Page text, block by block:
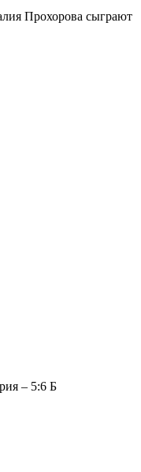
Прохорова сыграют
– 5:6 Б